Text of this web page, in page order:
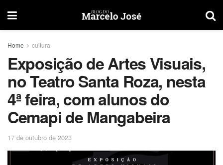
Home cultura
Exposição de Artes Visuais,
no Teatro Santa Roza, nesta
4ª feira, com alunos do
Cemapi de Mangabeira
17 de outubro de 2023